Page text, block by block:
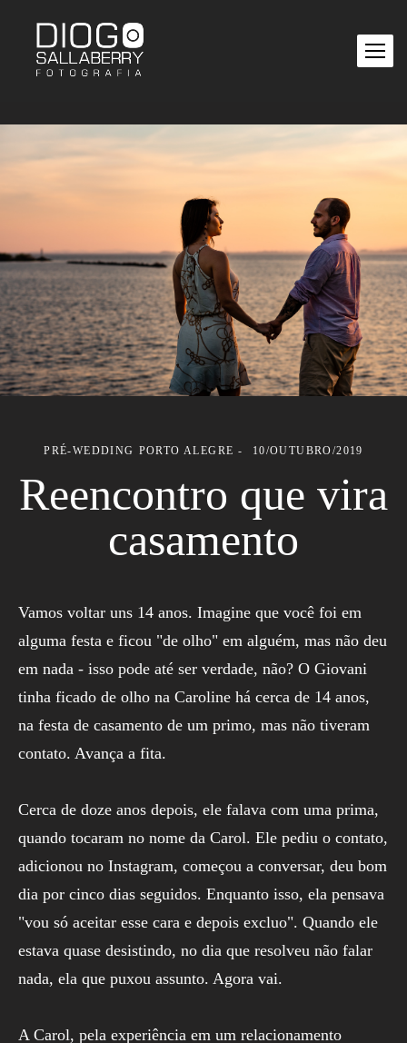
PRÉ-WEDDING PORTO ALEGRE 10/OUTUBRO/2019
Reencontro que vira
casamento
Vamos voltar uns 14 anos. Imagine que você foi em
alguma festa e ficou "de olho" em alguém, mas não deu
em nada - isso pode até ser verdade, não? O Giovani
tinha ficado de olho na Caroline há cerca de 14 anos,
na festa de casamento de um primo, mas não tiveram
contato. Avança a fita.
Cerca de doze anos depois, ele falava com uma prima,
quando tocaram no nome da Carol. Ele pediu o contato,
adicionou no Instagram, começou a conversar, deu bom
dia por cinco dias seguidos. Enquanto isso, ela pensava
"vou só aceitar esse cara e depois excluo". Quando ele
estava quase desistindo, no dia que resolveu não falar
nada, ela que puxou assunto. Agora vai.
A Carol, pela experiência em um relacionamento